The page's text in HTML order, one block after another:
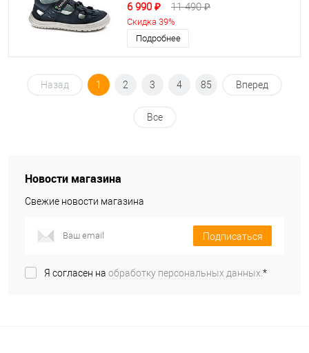
6 990 ₽ 11 490 ₽
Скидка 39%
Подробнее
Назад 1 2 3 4 85 Вперед
Все
Новости магазина
Свежие новости магазина
Подписаться
Я согласен на обработку персональных данных.*